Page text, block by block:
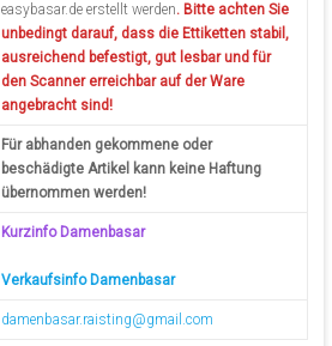
easybasar.de erstellt werden. Bitte achten Sie
unbedingt darauf, dass die Ettiketten stabil,
ausreichend befestigt, gut lesbar und für
den Scanner erreichbar auf der Ware
angebracht sind!
Für abhanden gekommene oder
beschädigte Artikel kann keine Haftung
übernommen werden!
Kurzinfo Damenbasar
Verkaufsinfo Damenbasar
damenbasar.raisting@gmail.com